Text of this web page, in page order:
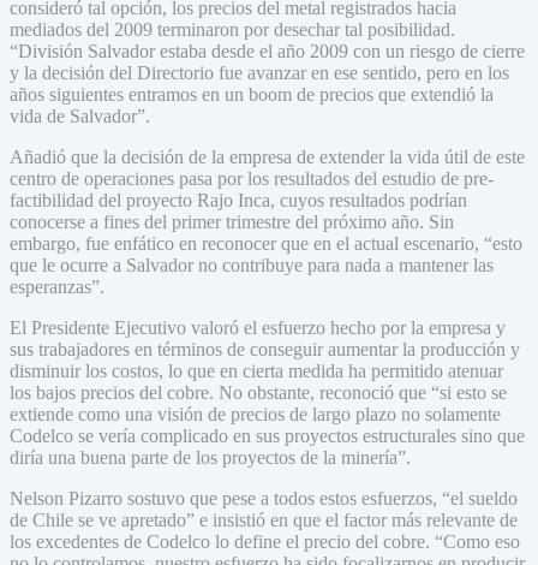
consideró tal opción, los precios del metal registrados hacia
mediados del 2009 terminaron por desechar tal posibilidad.
“División Salvador estaba desde el año 2009 con un riesgo de cierre
y la decisión del Directorio fue avanzar en ese sentido, pero en los
años siguientes entramos en un boom de precios que extendió la
vida de Salvador”.
Añadió que la decisión de la empresa de extender la vida útil de este
centro de operaciones pasa por los resultados del estudio de pre-
factibilidad del proyecto Rajo Inca, cuyos resultados podrían
conocerse a fines del primer trimestre del próximo año. Sin
embargo, fue enfático en reconocer que en el actual escenario, “esto
que le ocurre a Salvador no contribuye para nada a mantener las
esperanzas”.
El Presidente Ejecutivo valoró el esfuerzo hecho por la empresa y
sus trabajadores en términos de conseguir aumentar la producción y
disminuir los costos, lo que en cierta medida ha permitido atenuar
los bajos precios del cobre. No obstante, reconoció que “si esto se
extiende como una visión de precios de largo plazo no solamente
Codelco se vería complicado en sus proyectos estructurales sino que
diría una buena parte de los proyectos de la minería”.
Nelson Pizarro sostuvo que pese a todos estos esfuerzos, “el sueldo
de Chile se ve apretado” e insistió en que el factor más relevante de
los excedentes de Codelco lo define el precio del cobre. “Como eso